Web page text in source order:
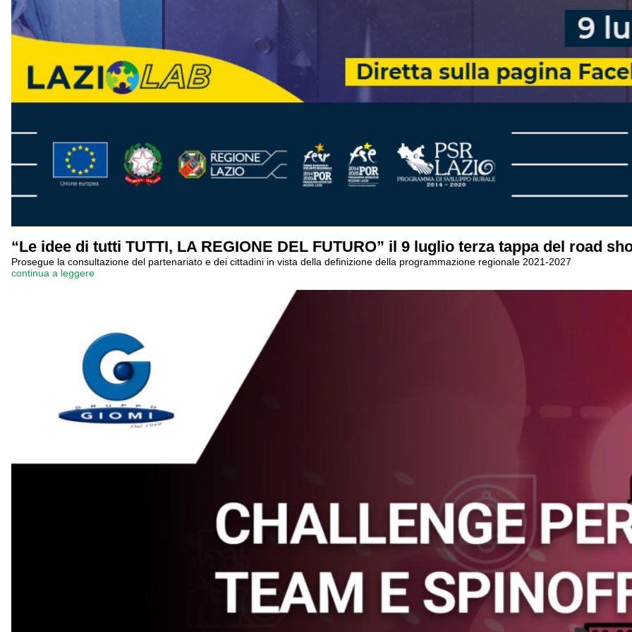
“Le idee di tutti TUTTI, LA REGIONE DEL FUTURO” il 9 luglio terza tappa del road
Prosegue la consultazione del partenariato e dei cittadini in vista della definizione della programmazione regionale 2021-2027
continua a leggere